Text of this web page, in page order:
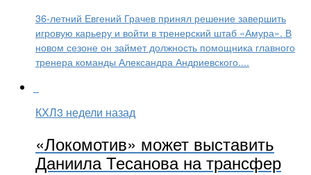
36-летний Евгений Грачев принял решение завершить
игровую карьеру и войти в тренерский штаб «Амура». В
новом сезоне он займет должность помощника главного
тренера команды Александра Андриевского....
КХЛ3 недели назад
«Локомотив» может выставить
Даниила Тесанова на трансфер